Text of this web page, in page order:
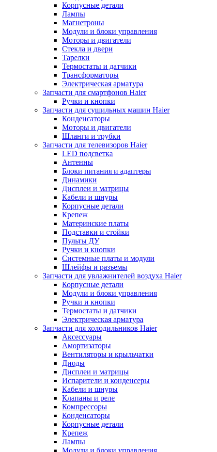
Корпусные детали
Лампы
Магнетроны
Модули и блоки управления
Моторы и двигатели
Стекла и двери
Тарелки
Термостаты и датчики
Трансформаторы
Электрическая арматура
Запчасти для смартфонов Haier
Ручки и кнопки
Запчасти для сушильных машин Haier
Конденсаторы
Моторы и двигатели
Шланги и трубки
Запчасти для телевизоров Haier
LED подсветка
Антенны
Блоки питания и адаптеры
Динамики
Дисплеи и матрицы
Кабели и шнуры
Корпусные детали
Крепеж
Материнские платы
Подставки и стойки
Пульты ДУ
Ручки и кнопки
Системные платы и модули
Шлейфы и разъемы
Запчасти для увлажнителей воздуха Haier
Корпусные детали
Модули и блоки управления
Ручки и кнопки
Термостаты и датчики
Электрическая арматура
Запчасти для холодильников Haier
Аксессуары
Амортизаторы
Вентиляторы и крыльчатки
Диоды
Дисплеи и матрицы
Испарители и конденсеры
Кабели и шнуры
Клапаны и реле
Компрессоры
Конденсаторы
Корпусные детали
Крепеж
Лампы
Модули и блоки управления